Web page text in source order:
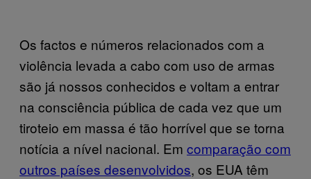
Os factos e números relacionados com a
violência levada a cabo com uso de armas
são já nossos conhecidos e voltam a entrar
na consciência pública de cada vez que um
tiroteio em massa é tão horrível que se torna
notícia a nível nacional. Em comparação com
outros países desenvolvidos, os EUA têm